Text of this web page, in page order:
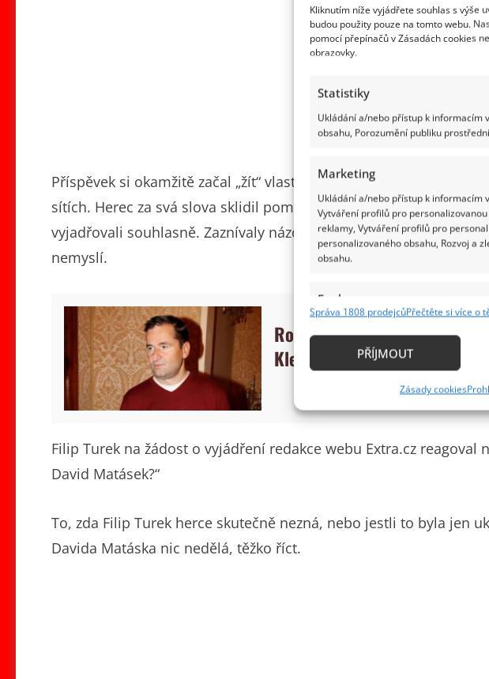
Kliknutím níže vyjádřete souhlas s výše
budou použity pouze na tomto webu.
pomocí přepínačů v Zásadách cookies
obrazovky.
Statistiky
Ukládání a/nebo přístup k informacím
obsahu, Porozumění publiku
Marketing
Ukládání a/nebo přístup k informacím
Vytváření profilů pro
reklamy, Vytváření profilů pro
personalizovaného obsahu, Rozvoj a
obsahu.
Funkce
Identifikace zařízení na základě
základě aktivně
Zajištění bezpečnosti,
odstraňování chyb,
Správa 1808 prodejcůPřečtěte si více o
PŘÍJMOUT
Zásady cookies
Příspěvek si okamžitě začal „žít“ vlastním životem a poměrně
sítích. Herec za svá slova sklidil poměrně velkou odezvu. Ne
vyjadřovali souhlasně. Zaznívaly názory, že má herec pravdu, ale
nemyslí.
Robert Záruba brání ČT i
Klempířova slova spustila
Filip Turek na žádost o vyjádření redakce webu Extra.cz reagoval
David Matásek?“
To, zda Filip Turek herce skutečně nezná, nebo jestli to byla jen
Davida Matáska nic nedělá, těžko říct.